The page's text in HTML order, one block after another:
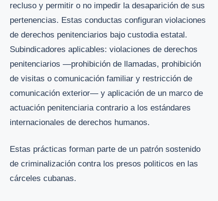
recluso y permitir o no impedir la desaparición de sus
pertenencias. Estas conductas configuran violaciones
de derechos penitenciarios bajo custodia estatal.
Subindicadores aplicables: violaciones de derechos
penitenciarios —prohibición de llamadas, prohibición
de visitas o comunicación familiar y restricción de
comunicación exterior— y aplicación de un marco de
actuación penitenciaria contrario a los estándares
internacionales de derechos humanos.
Estas prácticas forman parte de un patrón sostenido
de criminalización contra los presos politicos en las
cárceles cubanas.